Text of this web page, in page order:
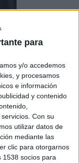
para
y/o accedemos
y procesamos
e información
y contenido
Con su
utilizar datos de
mediante las
clic para otorgarnos
1538 socios para
cosa ha
Menor, ha admès
de Figueres, però
de ...
Notícia